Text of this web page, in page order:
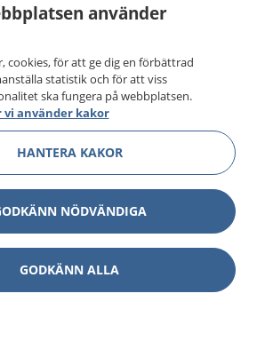
använder
cookies, för att ge dig en förbättrad
statistik och för att viss
ska fungera på webbplatsen.
vi använder kakor
HANTERA KAKOR
NÖDVÄNDIGA
GODKÄNN ALLA